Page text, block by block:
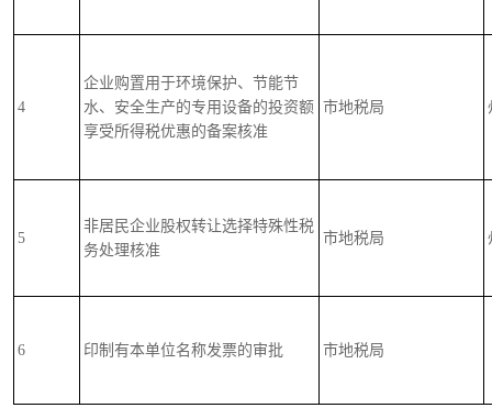
4
企业购置用于环境保护、节能节
水、安全生产的专用设备的投资额
享受所得税优惠的备案核准
市地税局
5
非居民企业股权转让选择特殊性税
务处理核准
市地税局
6 印制有本单位名称发票的审批 市地税局